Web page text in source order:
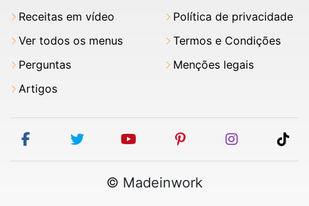
Receitas em vídeo
Ver todos os menus
Perguntas
Artigos
Política de privacidade
Termos e Condições
Menções legais
facebooktwitter youtubepinterestinstagram
© Madeinwork